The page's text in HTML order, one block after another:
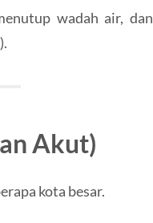
wadah air, dan
Akut)
kota besar.